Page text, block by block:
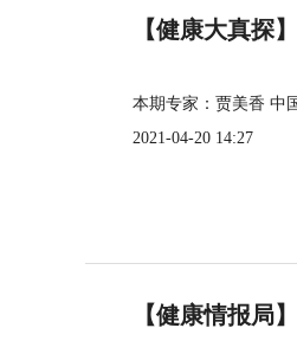
【健康大真探
本期专家：贾美香 中
2021-04-20 14:27
【健康情报局